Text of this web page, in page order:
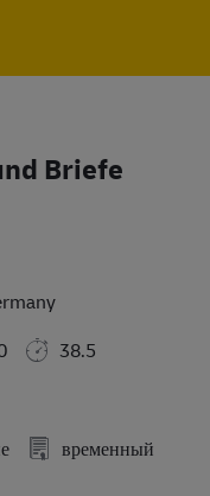
Briefe
38.5
временный